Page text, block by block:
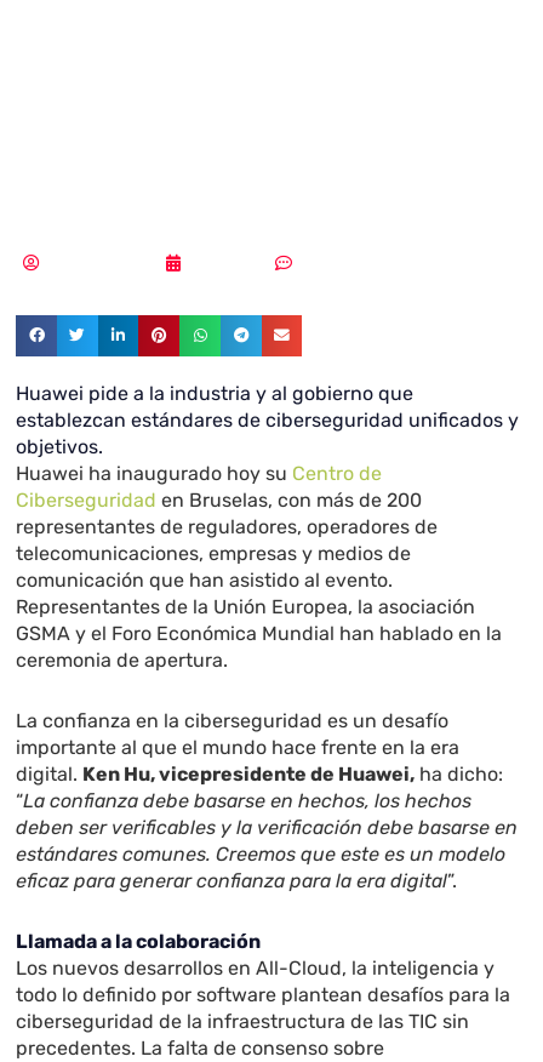
Huawei pide a la industria y al gobierno que
establezcan estándares de ciberseguridad unificados y
objetivos.
Huawei ha inaugurado hoy su Centro de
Ciberseguridad en Bruselas, con más de 200
representantes de reguladores, operadores de
telecomunicaciones, empresas y medios de
comunicación que han asistido al evento.
Representantes de la Unión Europea, la asociación
GSMA y el Foro Económica Mundial han hablado en la
ceremonia de apertura.
La confianza en la ciberseguridad es un desafío
importante al que el mundo hace frente en la era
digital. Ken Hu, vicepresidente de Huawei, ha dicho:
“La confianza debe basarse en hechos, los hechos
deben ser verificables y la verificación debe basarse en
estándares comunes. Creemos que este es un modelo
eficaz para generar confianza para la era digital”.
Llamada a la colaboración
Los nuevos desarrollos en All-Cloud, la inteligencia y
todo lo definido por software plantean desafíos para la
ciberseguridad de la infraestructura de las TIC sin
precedentes. La falta de consenso sobre